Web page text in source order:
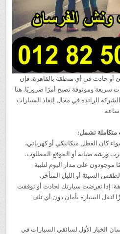
حادث في أي منطقة بالقاهرة، فإن
سريعة وموثوقة تصبح أمرًا ضروريًا. هنا
الرائدة في مجال إنقاذ السيارات
تشمل:
كان العطل ميكانيكي أو كهربائي،
ورشة صيانة أو الموقع المطلوب.
نحن دائمًا موجودون على مدار اليوم لتلبية
السيئة أو الليل المتأخر.
إذا تعرضت سيارتك لحادث أو توقفت
السيارة بأمان دون أي تلف
الخيار الأول لسائقي السيارات في